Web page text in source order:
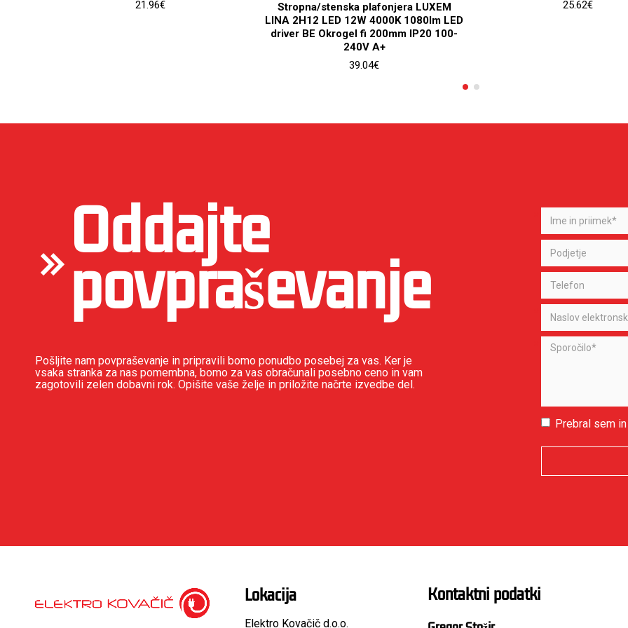
21.96€
Stropna/stenska plafonjera LUXEM
LINA 2H12 LED 12W 4000K 1080lm LED
driver BE Okrogel fi 200mm IP20 100-
240V A+
39.04€
25.62€
Oddajte
povpraševanje
Pošljite nam povpraševanje in pripravili bomo ponudbo posebej za vas. Ker je
vsaka stranka za nas pomembna, bomo za vas obračunali posebno ceno in vam
zagotovili zelen dobavni rok. Opišite vaše želje in priložite načrte izvedbe del.
Prebral sem
Lokacija
Elektro Kovačič d.o.o.
Kontaktni podatki